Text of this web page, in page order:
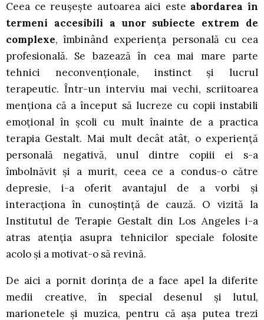
Ceea ce reușește autoarea aici este abordarea în
termeni accesibili a unor subiecte extrem de
complexe, îmbinând experiența personală cu cea
profesională. Se bazează în cea mai mare parte
tehnici neconvenționale, instinct și lucrul
terapeutic. Într-un interviu mai vechi, scriitoarea
menționa că a început să lucreze cu copii instabili
emoțional în școli cu mult înainte de a practica
terapia Gestalt. Mai mult decât atât, o experiență
personală negativă, unul dintre copiii ei s-a
îmbolnăvit și a murit, ceea ce a condus-o către
depresie, i-a oferit avantajul de a vorbi și
interacționa în cunoștință de cauză. O vizită la
Institutul de Terapie Gestalt din Los Angeles i-a
atras atenția asupra tehnicilor speciale folosite
acolo și a motivat-o să revină.
De aici a pornit dorința de a face apel la diferite
medii creative, în special desenul și lutul,
marionetele și muzica, pentru că așa putea trezi